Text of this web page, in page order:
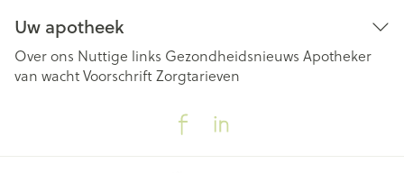
Uw apotheek
Over ons Nuttige links Gezondheidsnieuws Apotheker
van wachtVoorschriftZorgtarieven